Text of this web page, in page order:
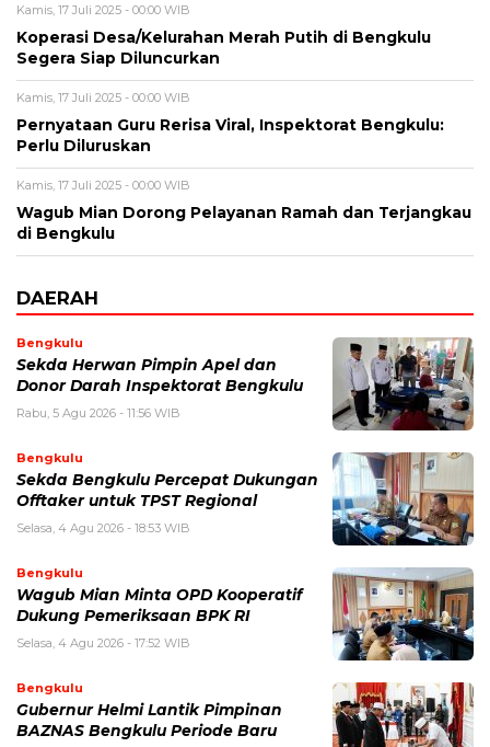
Kamis, 17 Juli 2025 - 00:00 WIB
Koperasi Desa/Kelurahan Merah Putih di Bengkulu
Segera Siap Diluncurkan
Kamis, 17 Juli 2025 - 00:00 WIB
Pernyataan Guru Rerisa Viral, Inspektorat Bengkulu:
Perlu Diluruskan
Kamis, 17 Juli 2025 - 00:00 WIB
Wagub Mian Dorong Pelayanan Ramah dan Terjangkau
di Bengkulu
DAERAH
Bengkulu
Sekda Herwan Pimpin Apel dan
Donor Darah Inspektorat Bengkulu
Rabu, 5 Agu 2026 - 11:56 WIB
Bengkulu
Sekda Bengkulu Percepat Dukungan
Offtaker untuk TPST Regional
Selasa, 4 Agu 2026 - 18:53 WIB
Bengkulu
Wagub Mian Minta OPD Kooperatif
Dukung Pemeriksaan BPK RI
Selasa, 4 Agu 2026 - 17:52 WIB
Bengkulu
Gubernur Helmi Lantik Pimpinan
BAZNAS Bengkulu Periode Baru